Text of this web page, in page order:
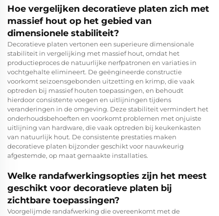
Hoe vergelijken decoratieve platen zich met
massief hout op het gebied van
dimensionele stabiliteit?
Decoratieve platen vertonen een superieure dimensionale
stabiliteit in vergelijking met massief hout, omdat het
productieproces de natuurlijke nerfpatronen en variaties in
vochtgehalte elimineert. De geëngineerde constructie
voorkomt seizoensgebonden uitzetting en krimp, die vaak
optreden bij massief houten toepassingen, en behoudt
hierdoor consistente voegen en uitlijningen tijdens
veranderingen in de omgeving. Deze stabiliteit vermindert het
onderhoudsbehoeften en voorkomt problemen met onjuiste
uitlijning van hardware, die vaak optreden bij keukenkasten
van natuurlijk hout. De consistente prestaties maken
decoratieve platen bijzonder geschikt voor nauwkeurig
afgestemde, op maat gemaakte installaties.
Welke randafwerkingsopties zijn het meest
geschikt voor decoratieve platen bij
zichtbare toepassingen?
Voorgelijmde randafwerking die overeenkomt met de